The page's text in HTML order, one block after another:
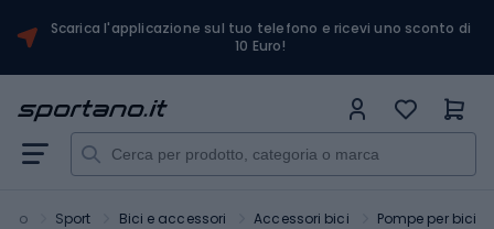
Scarica l'applicazione sul tuo telefono e ricevi uno sconto di
10 Euro!
Sport Bici e accessori Accessori bici Pompe per bici